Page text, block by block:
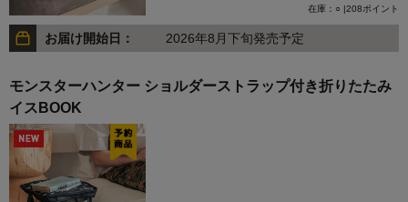
在庫：○ |208ポイント
お届け開始日： 2026年8月下旬発売予定
モンスターハンター ショルダーストラップ付き折りたたみ
イスBOOK